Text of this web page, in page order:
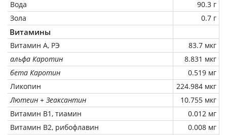
Вода
90.3 г
Зола
0.7 г
Витамины
Витамин А, РЭ
83.7 мкг
альфа Каротин
8.831 мкг
бета Каротин
0.519 мг
Ликопин
224.984 мкг
Лютеин + Зеаксантин
10.755 мкг
Витамин В1, тиамин
0.012 мг
Витамин В2, рибофлавин
0.008 мг